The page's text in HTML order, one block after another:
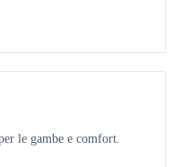
le gambe e comfort.